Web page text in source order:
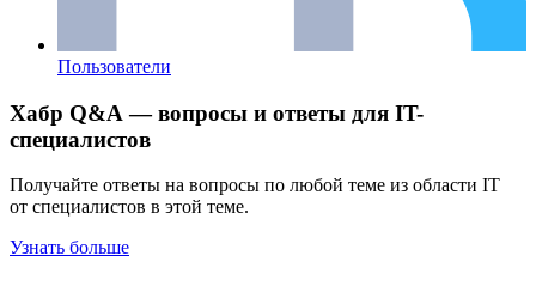
Пользователи
Хабр Q&A — вопросы и ответы для IT-
специалистов
Получайте ответы на вопросы по любой теме из области IT
от специалистов в этой теме.
Узнать больше